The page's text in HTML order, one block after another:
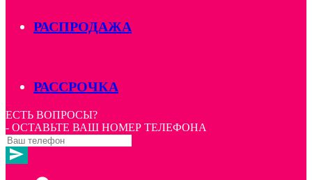
РАСПРОДАЖА
РАССРОЧКА
ЕСТЬ ВОПРОСЫ?
- ОСТАВЬТЕ ВАШ НОМЕР ТЕЛЕФОНА